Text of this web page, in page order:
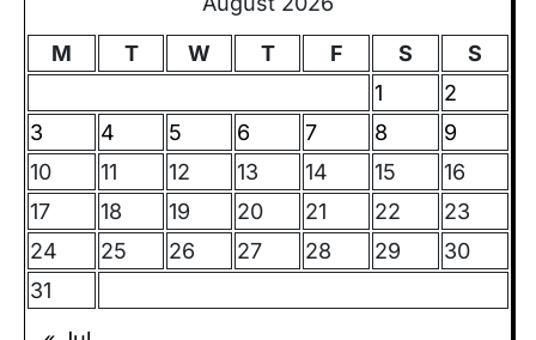
M
T W T F S
S
1
2
3
4 5 6 7 8
9
10
11 12 13 14 15
16
17
18 19 20 21 22
23
24
25 26 27 28 29
30
31